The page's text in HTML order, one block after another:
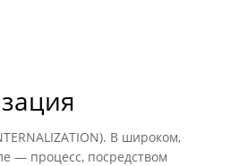
В широком,
— процесс, посредством